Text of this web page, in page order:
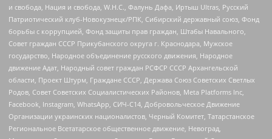
и свобода, Нация и свобода, W.H.С., Фалунь Дафа, Иртыш Ultras, Русский
Патриотический клуб-Новокузнецк/РПК, Сибирский державный союз, Фонд
борьбы с коррупцией, Фонд защиты прав граждан, Штабы Навального,
Совет граждан СССР Прикубанского округа г. Краснодара, Мужское
государство, Народное объединение русского движения, Народное
движение Адат, Народный совет граждан РСФСР СССР Архангельской
области, Проект Штурм, Граждане СССР, Держава Союз Советских Светлых
Родов, Совет Советских Социалистических Районов, Meta Platforms Inc,
Facebook, Instagram, WhatsApp, СИЧ-С14, Добровольческое Движение
Организации украинских националистов, Черный Комитет, Татарстанское
Региональное Всетатарское общественное движение, Невоград,